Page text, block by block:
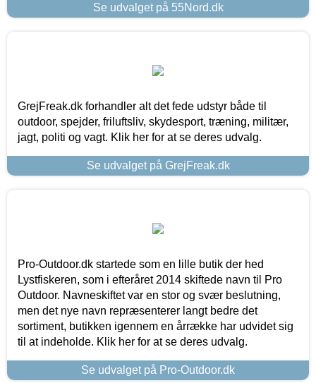
Se udvalget på 55Nord.dk
GrejFreak.dk forhandler alt det fede udstyr både til
outdoor, spejder, friluftsliv, skydesport, træning, militær,
jagt, politi og vagt. Klik her for at se deres udvalg.
Se udvalget på GrejFreak.dk
Pro-Outdoor.dk startede som en lille butik der hed
Lystfiskeren, som i efteråret 2014 skiftede navn til Pro
Outdoor. Navneskiftet var en stor og svær beslutning,
men det nye navn repræsenterer langt bedre det
sortiment, butikken igennem en årrække har udvidet sig
til at indeholde. Klik her for at se deres udvalg.
Se udvalget på Pro-Outdoor.dk